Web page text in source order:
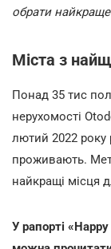
обрати
Міста з
Понад 35 тис
нерухомості
лютий 2022 року
проживають.
найкращі місця
У рапорті